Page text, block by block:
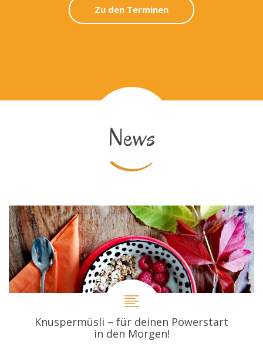
Zu den Terminen
News
Knuspermüsli – für deinen Powerstart
in den Morgen!